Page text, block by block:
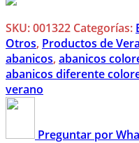
SKU:001322 Categorías:
Otros, Productos de
abanicos, abanicos
abanicos diferente
verano
Preguntar por